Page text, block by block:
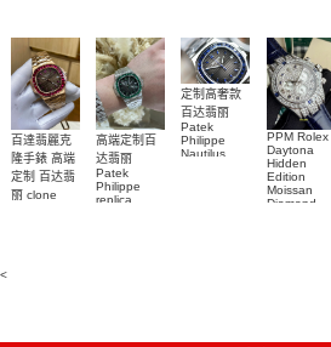
百達翡麗克
隆手錶 高端
定制 百达翡
丽 clone
高端定制百
达翡丽
Patek
Philippe
replica
定制高奢款
百达翡丽
Patek
Philippe
Nautilus
PPM Rolex
Daytona
Hidden
Edition
Moissan
Diamond
<